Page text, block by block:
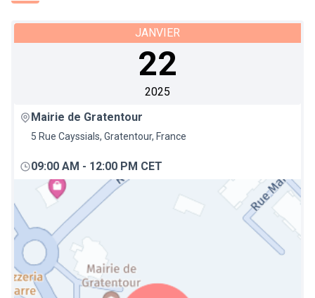
JANVIER
22
2025
Mairie de Gratentour
5 Rue Cayssials, Gratentour, France
09:00 AM - 12:00 PM CET